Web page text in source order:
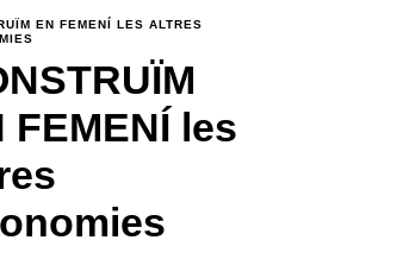
EN FEMENÍ LES ALTRES
FEMENÍ les